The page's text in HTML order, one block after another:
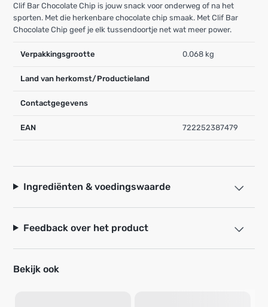
Clif Bar Chocolate Chip is jouw snack voor onderweg of na het
sporten. Met die herkenbare chocolate chip smaak. Met Clif Bar
Chocolate Chip geef je elk tussendoortje net wat meer power.
Verpakkingsgrootte 0.068 kg
Land van herkomst/Productieland
Contactgegevens
EAN 722252387479
Ingrediënten & voedingswaarde
Feedback over het product
Bekijk ook